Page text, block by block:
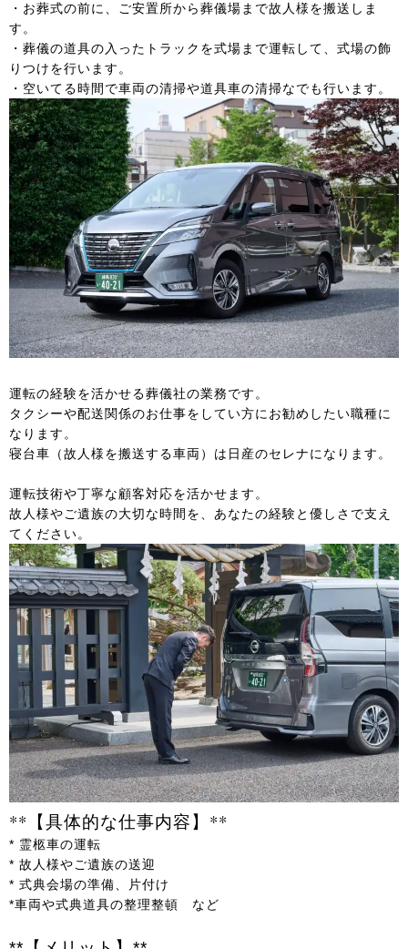
・お葬式の前に、ご安置所から葬儀場まで故人様を搬送しま
す。
・葬儀の道具の入ったトラックを式場まで運転して、式場の飾
りつけを行います。
・空いてる時間で車両の清掃や道具車の清掃なでも行います。
運転の経験を活かせる葬儀社の業務です。
タクシーや配送関係のお仕事をしてい方にお勧めしたい職種に
なります。
寝台車（故人様を搬送する車両）は日産のセレナになります。
運転技術や丁寧な顧客対応を活かせます。
故人様やご遺族の大切な時間を、あなたの経験と優しさで支え
てください。
**【具体的な仕事内容】**
* 霊柩車の運転
* 故人様やご遺族の送迎
* 式典会場の準備、片付け
*車両や式典道具の整理整頓 など